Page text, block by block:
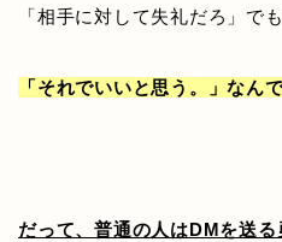
「相手に対して失礼だろ」 で
「それでいいと思う。」なんで
だって、普通の人はDMを送る